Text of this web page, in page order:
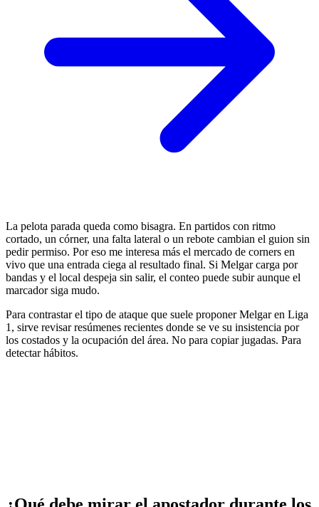
La pelota parada queda como bisagra. En partidos con ritmo
cortado, un córner, una falta lateral o un rebote cambian el guion sin
pedir permiso. Por eso me interesa más el mercado de corners en
vivo que una entrada ciega al resultado final. Si Melgar carga por
bandas y el local despeja sin salir, el conteo puede subir aunque el
marcador siga mudo.
Para contrastar el tipo de ataque que suele proponer Melgar en Liga
1, sirve revisar resúmenes recientes donde se ve su insistencia por
los costados y la ocupación del área. No para copiar jugadas. Para
detectar hábitos.